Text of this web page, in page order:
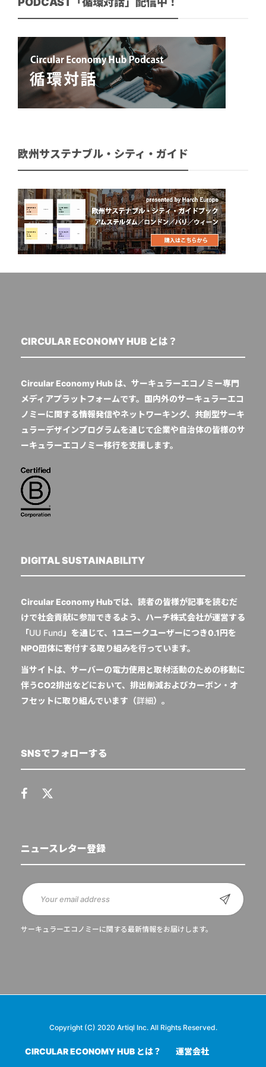
欧州サステナブル・シティ・ガイド
CIRCULAR ECONOMY HUB とは？
Circular Economy Hub は、サーキュラーエコノミー専門
メディアプラットフォームです。国内外のサーキュラーエコ
ノミーに関する情報発信やネットワーキング、共創型サーキ
ュラーデザインプログラムを通じて企業や自治体の皆様のサ
ーキュラーエコノミー移行を支援します。
DIGITAL SUSTAINABILITY
Circular Economy Hubでは、読者の皆様が記事を読むだ
けで社会貢献に参加できるよう、ハーチ株式会社が運営する
「UU Fund 」を通じて、1ユニークユーザーにつき0.1円を
NPO団体に寄付する取り組みを行っています。
当サイトは、サーバーの電力使用と取材活動のための移動に
伴うCO2排出などにおいて、排出削減およびカーボン・オ
フセットに取り組んでいます（詳細）。
SNSでフォローする
ニュースレター登録
サーキュラーエコノミーに関する最新情報をお届けします。
Copyright (C) 2020 Artiql Inc. All Rights Reserved.
CIRCULAR ECONOMY HUB とは？ 運営会社